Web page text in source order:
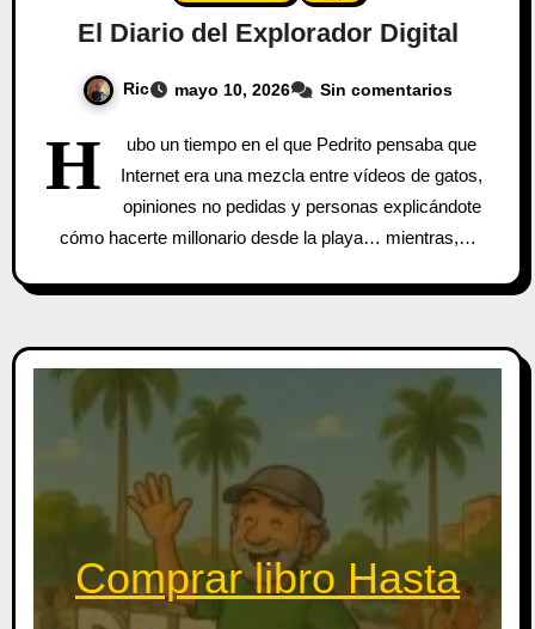
El Diario del Explorador Digital
Ric mayo 10, 2026 Sin comentarios
H
ubo un tiempo en el que Pedrito pensaba que
Internet era una mezcla entre vídeos de gatos,
opiniones no pedidas y personas explicándote
cómo hacerte millonario desde la playa… mientras,…
Comprar libro Hasta